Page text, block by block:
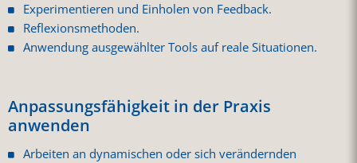
Experimentieren und Einholen von Feedback.
Reflexionsmethoden.
Anwendung ausgewählter Tools auf reale Situationen.
Anpassungsfähigkeit in der Praxis
anwenden
Arbeiten an dynamischen oder sich verändernden